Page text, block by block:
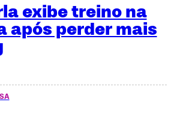
exibe treino na
após perder mais